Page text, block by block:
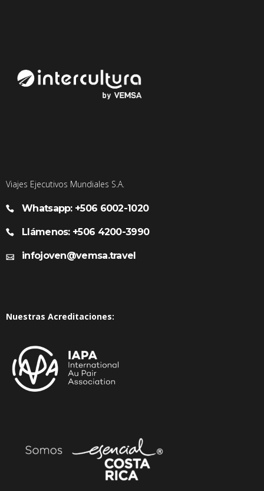
Viajes Ejecutivos Mundiales S.A.
Whatsapp: +506 6002-1020
Llámenos: +506 4200-3990
infojoven@vemsa.travel
Nuestras Acreditaciones: